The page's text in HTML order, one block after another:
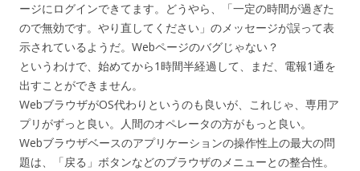
ージにログインできてます。どうやら、「一定の時間が過ぎた
ので無効です。やり直してください」のメッセージが誤って表
示されているようだ。Webページのバグじゃない？
というわけで、始めてから1時間半経過して、まだ、電報1通を
出すことができません。
WebブラウザがOS代わりというのも良いが、これじゃ、専用ア
プリがずっと良い。人間のオペレータの方がもっと良い。
Webブラウザベースのアプリケーションの操作性上の最大の問
題は、「戻る」ボタンなどのブラウザのメニューとの整合性。